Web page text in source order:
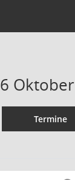
Oktober
Termine